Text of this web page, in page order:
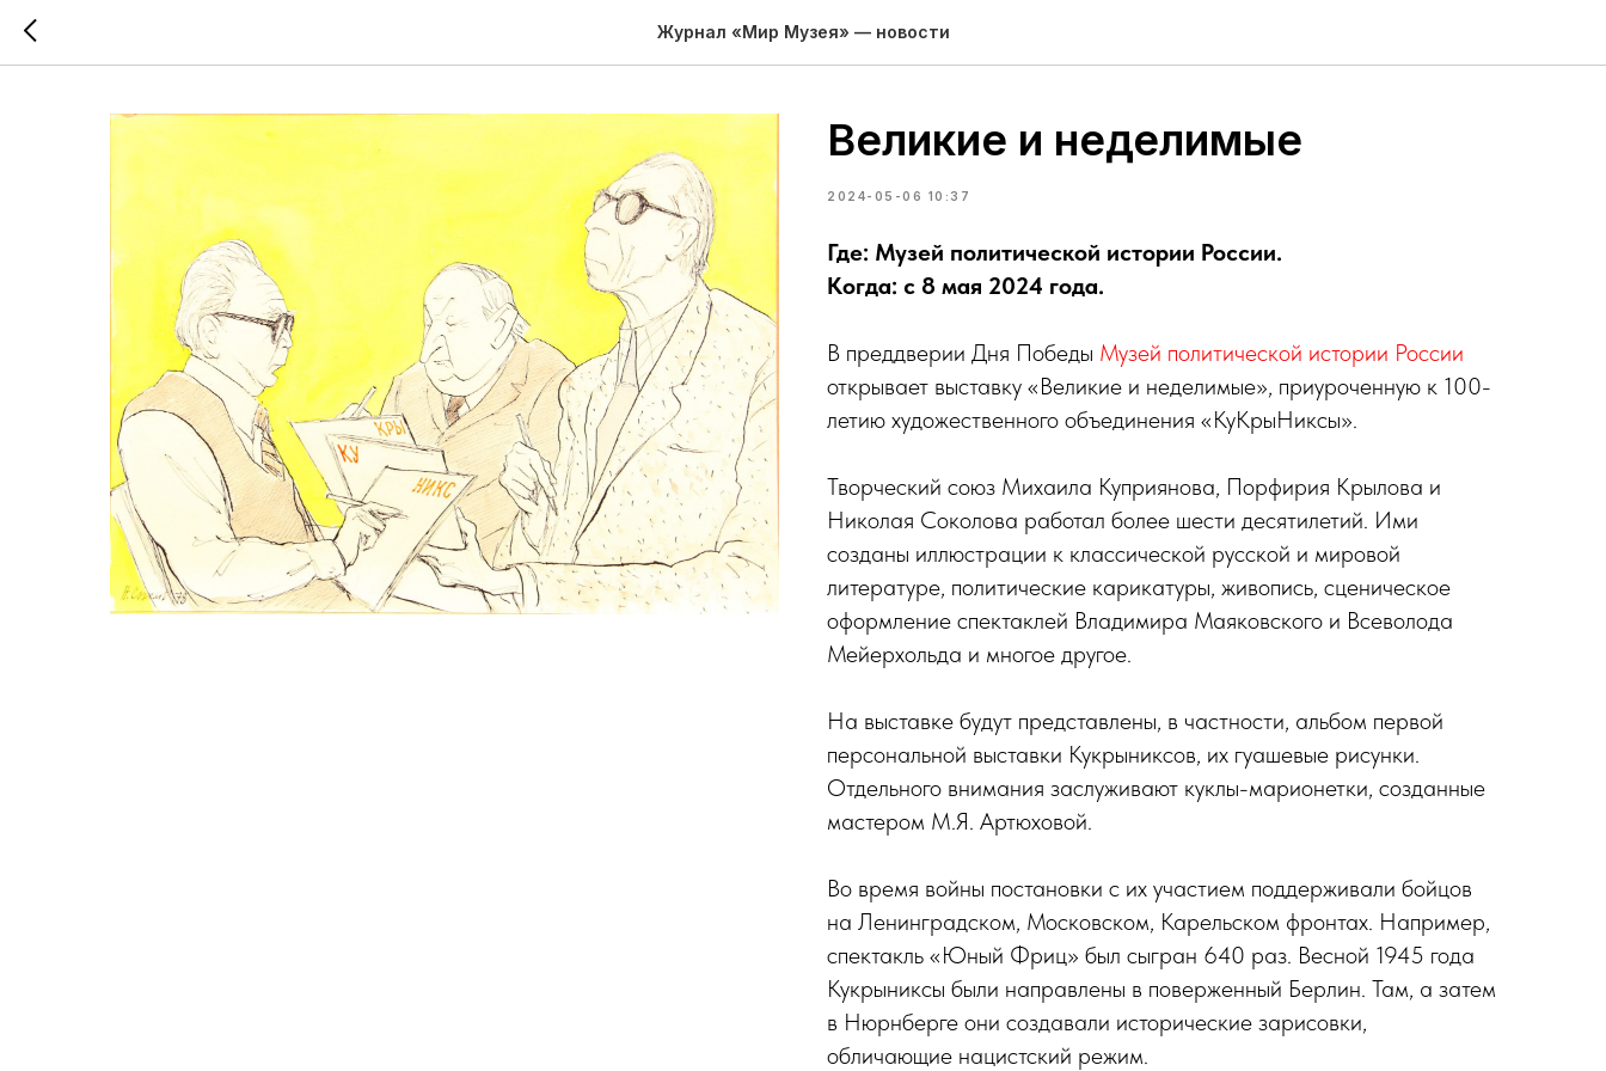
Журнал «Мир Музея» — новости
Великие и неделимые
2024-05-06 10:37
Где: Музей политической истории России.
Когда: с 8 мая 2024 года.
В преддверии Дня Победы Музей политической истории России
открывает выставку «Великие и неделимые», приуроченную к 100-
летию художественного объединения «КуКрыНиксы».
Творческий союз Михаила Куприянова, Порфирия Крылова и
Николая Соколова работал более шести десятилетий. Ими
созданы иллюстрации к классической русской и мировой
литературе, политические карикатуры, живопись, сценическое
оформление спектаклей Владимира Маяковского и Всеволода
Мейерхольда и многое другое.
На выставке будут представлены, в частности, альбом первой
персональной выставки Кукрыниксов, их гуашевые рисунки.
Отдельного внимания заслуживают куклы-марионетки, созданные
мастером М.Я. Артюховой.
Во время войны постановки с их участием поддерживали бойцов
на Ленинградском, Московском, Карельском фронтах. Например,
спектакль «Юный Фриц» был сыгран 640 раз. Весной 1945 года
Кукрыниксы были направлены в поверженный Берлин. Там, а затем
в Нюрнберге они создавали исторические зарисовки,
обличающие нацистский режим.